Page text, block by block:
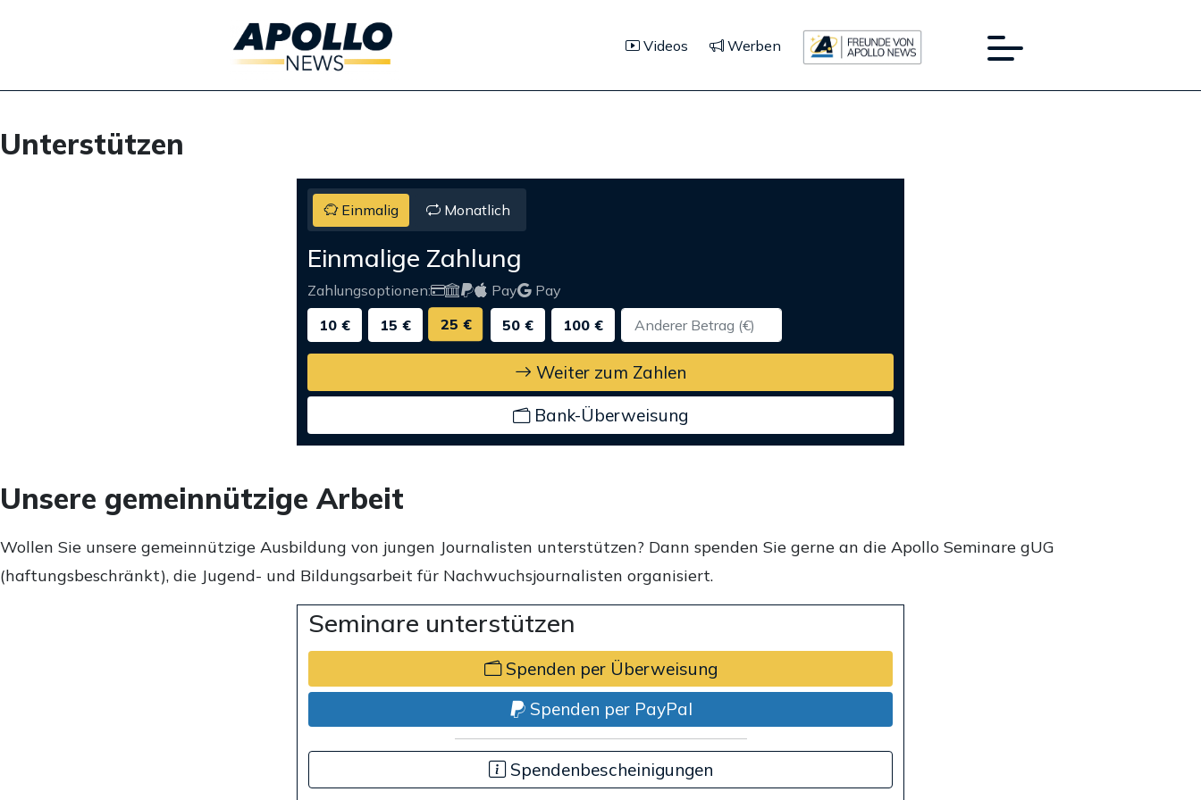
Videos Werben
Unterstützen
Einmalig Monatlich
Einmalige Zahlung
Zahlungsoptionen: Pay
Pay
10 €
15 € 25 € 50 € 100 €
Weiter zum Zahlen
Bank-Überweisung
Unsere gemeinnützige Arbeit
Wollen Sie unsere gemeinnützige Ausbildung von jungen Journalisten unterstützen? Dann spenden Sie gerne an die Apollo Seminare gUG
(haftungsbeschränkt), die Jugend- und Bildungsarbeit für Nachwuchsjournalisten organisiert.
Seminare unterstützen
Spenden per Überweisung
Spenden per PayPal
Spendenbescheinigungen